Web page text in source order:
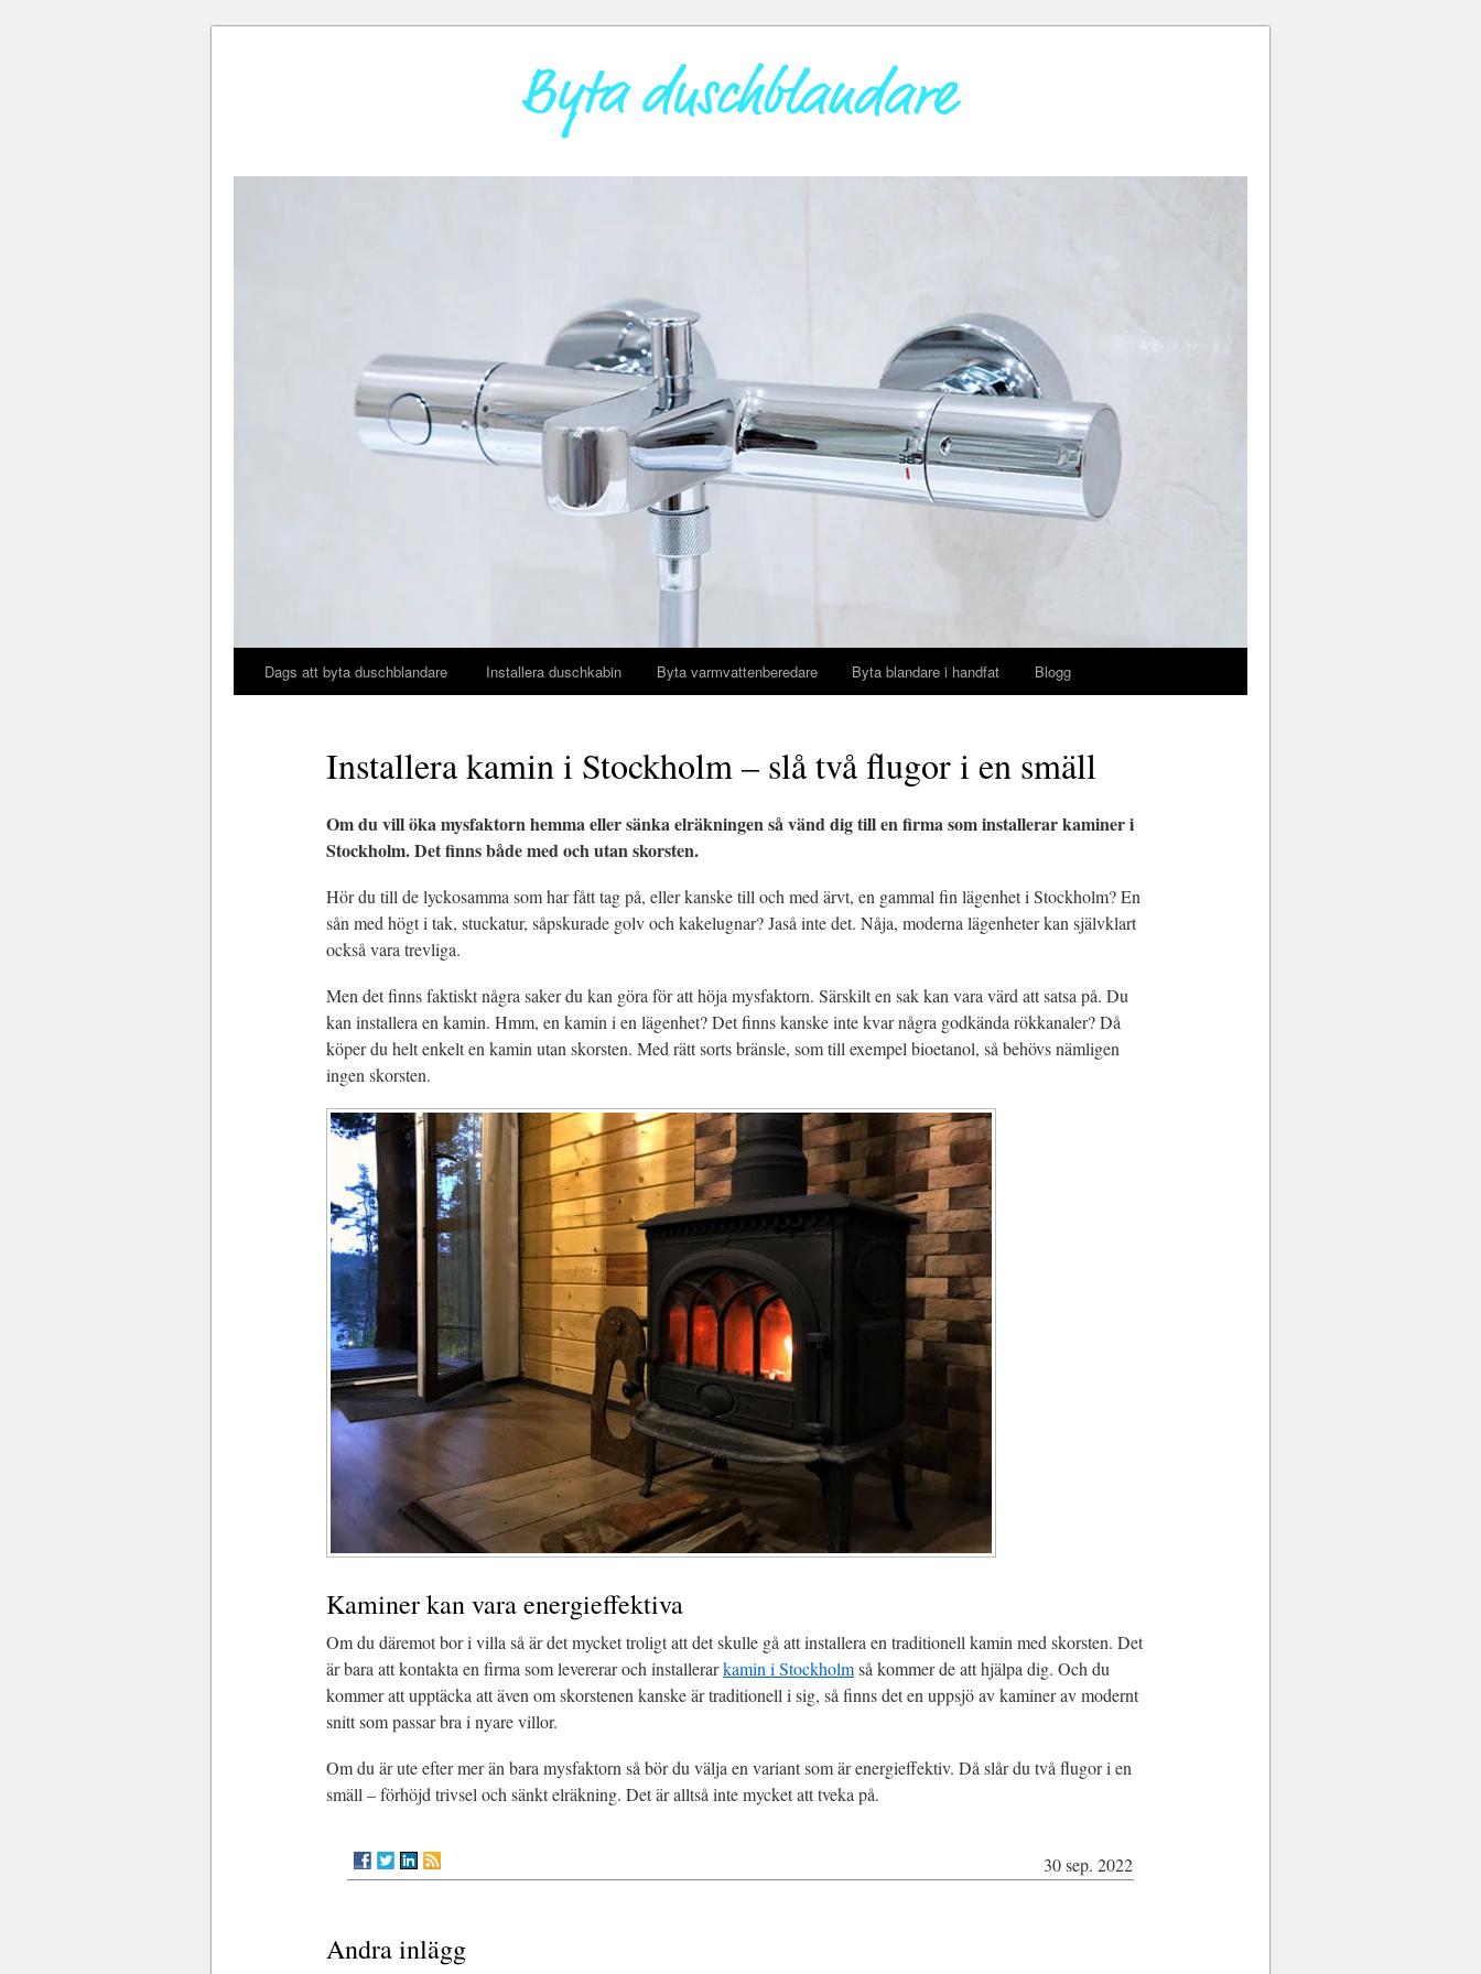
Dags att byta duschblandare Installera duschkabin Byta varmvattenberedare Byta blandare i handfat Blogg
Installera kamin i Stockholm – slå två flugor i en smäll
Om du vill öka mysfaktorn hemma eller sänka elräkningen så vänd dig till en firma som installerar kaminer i
Stockholm. Det finns både med och utan skorsten.
Hör du till de lyckosamma som har fått tag på, eller kanske till och med ärvt, en gammal fin lägenhet i Stockholm? En
sån med högt i tak, stuckatur, såpskurade golv och kakelugnar? Jaså inte det. Nåja, moderna lägenheter kan självklart
också vara trevliga.
Men det finns faktiskt några saker du kan göra för att höja mysfaktorn. Särskilt en sak kan vara värd att satsa på. Du
kan installera en kamin. Hmm, en kamin i en lägenhet? Det finns kanske inte kvar några godkända rökkanaler? Då
köper du helt enkelt en kamin utan skorsten. Med rätt sorts bränsle, som till exempel bioetanol, så behövs nämligen
ingen skorsten.
Kaminer kan vara energieffektiva
Om du däremot bor i villa så är det mycket troligt att det skulle gå att installera en traditionell kamin med skorsten. Det
är bara att kontakta en firma som levererar och installerarkamin i Stockholmså kommer de att hjälpa dig. Och du
kommer att upptäcka att även om skorstenen kanske är traditionell i sig, så finns det en uppsjö av kaminer av modernt
snitt som passar bra i nyare villor.
Om du är ute efter mer än bara mysfaktorn så bör du välja en variant som är energieffektiv. Då slår du två flugor i en
smäll – förhöjd trivsel och sänkt elräkning. Det är alltså inte mycket att tveka på.
30 sep. 2022
Andra inlägg